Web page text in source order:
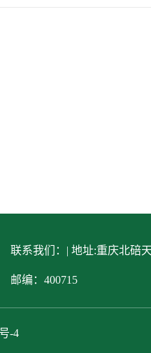
联系我们：| 地址:重庆北碚
邮编：400715
-4